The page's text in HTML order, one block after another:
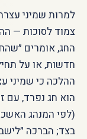
למרות שמיני
צמוד לסוכות —
החג, אומרים
חדשות, או על
ההלכה כי שמיני
הוא חג נפרד, עם
(לפי המנהג
בצד; הברכה